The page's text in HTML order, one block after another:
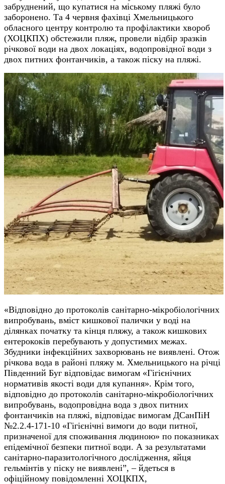
забруднений, що купатися на міському пляжі було
заборонено. Та 4 червня фахівці Хмельницького
обласного центру контролю та профілактики хвороб
(ХОЦКПХ) обстежили пляж, провели відбір зразків
річкової води на двох локаціях, водопровідної води з
двох питних фонтанчиків, а також піску на пляжі.
«Відповідно до протоколів санітарно-мікробіологічних
випробувань, вміст кишкової палички у воді на
ділянках початку та кінця пляжу, а також кишкових
ентерококів перебувають у допустимих межах.
Збудники інфекційних захворювань не виявлені. Отож
річкова вода в районі пляжу м. Хмельницького на річці
Південний Буг відповідає вимогам «Гігієнічних
нормативів якості води для купання». Крім того,
відповідно до протоколів санітарно-мікробіологічних
випробувань, водопровідна вода з двох питних
фонтанчиків на пляжі, відповідає вимогам ДСанПіН
№2.2.4-171-10 «Гігієнічні вимоги до води питної,
призначеної для споживання людиною» по показниках
епідемічної безпеки питної води. А за результатами
санітарно-паразитологічного дослідження, яйця
гельмінтів у піску не виявлені”, – йдеться в
офіційному повідомленні ХОЦКПХ,